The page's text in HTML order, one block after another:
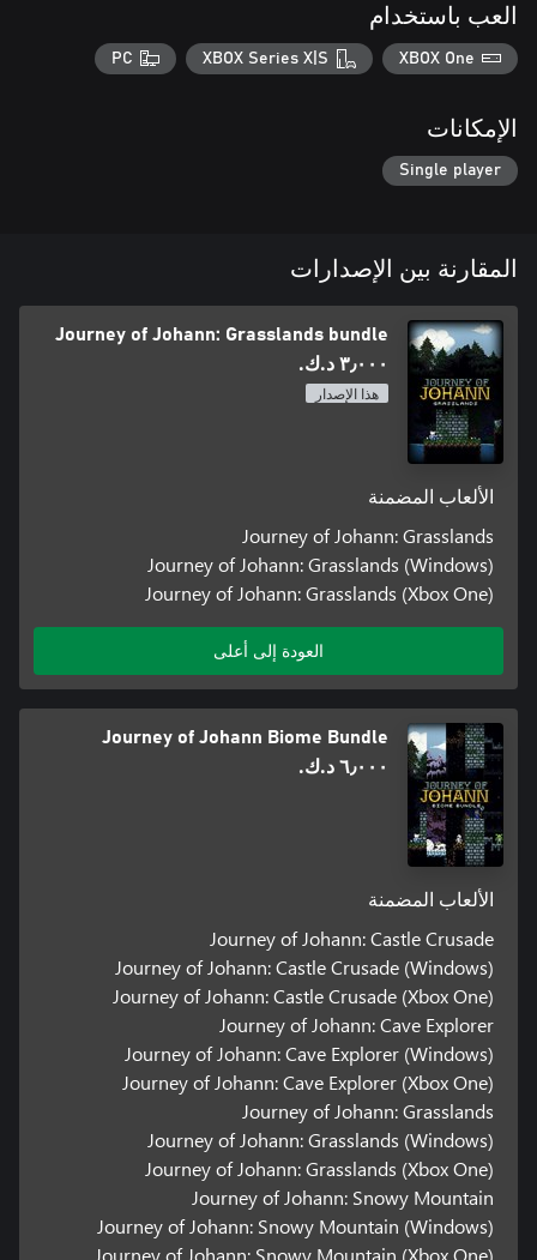
العب باستخدام
XBOX One
XBOX Series X|S
PC
الإمكانات
Single player
المقارنة بين الإصدارات
Journey of Johann: Grasslands bundle
٣٫٠٠٠ د.ك.‏
هذا الإصدار
الألعاب المضمنة
Journey of Johann: Grasslands
Journey of Johann: Grasslands (Windows)
Journey of Johann: Grasslands (Xbox One)
العودة إلى أعلى
Journey of Johann Biome Bundle
٦٫٠٠٠ د.ك.‏
الألعاب المضمنة
Journey of Johann: Castle Crusade
Journey of Johann: Castle Crusade (Windows)
Journey of Johann: Castle Crusade (Xbox One)
Journey of Johann: Cave Explorer
Journey of Johann: Cave Explorer (Windows)
Journey of Johann: Cave Explorer (Xbox One)
Journey of Johann: Grasslands
Journey of Johann: Grasslands (Windows)
Journey of Johann: Grasslands (Xbox One)
Journey of Johann: Snowy Mountain
Journey of Johann: Snowy Mountain (Windows)
Journey of Johann: Snowy Mountain (Xbox One)